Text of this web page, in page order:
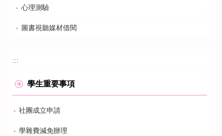
心理測驗
圖書視聽媒材借閱
:::
學生重要事項
社團成立申請
學雜費減免辦理